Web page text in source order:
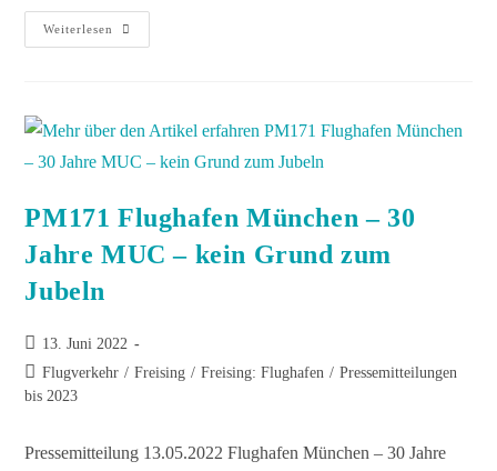
Weiterlesen
PM171 Flughafen München – 30
Jahre MUC – kein Grund zum
Jubeln
13. Juni 2022
Flugverkehr / Freising / Freising: Flughafen / Pressemitteilungen
bis 2023
Pressemitteilung 13.05.2022 Flughafen München – 30 Jahre